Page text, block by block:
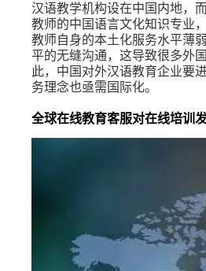
汉语教学机构设在中国内地，
教师的中国语言文化知识专业
教师自身的本土化服务水平薄
平的无缝沟通，这导致很多外
此，中国对外汉语教育企业要
务理念也亟需国际化。
全球在线教育客服对在线培训